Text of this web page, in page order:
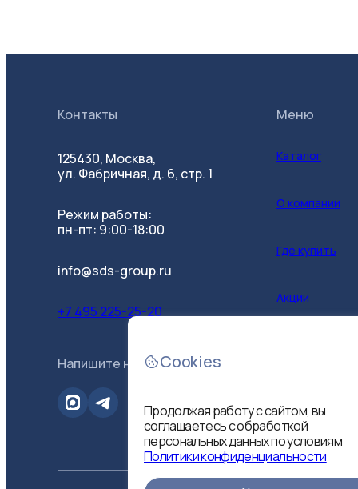
Контакты
125430, Москва,
ул. Фабричная, д. 6, стр. 1
Режим работы:
пн-пт: 9:00-18:00
info@sds-group.ru
+7 495 225-25-20
Напишите нам
Меню
Каталог
О компании
Где купить
Акции
B2B-портал
Cookies
Продолжая работу с сайтом, вы
соглашаетесь с обработкой
персональных данных по условиям
Политики конфиденциальности